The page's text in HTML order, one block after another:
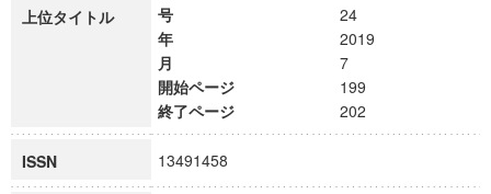
上位タイトル
号
24
年
2019
月
7
開始ページ
199
終了ページ
202
ISSN 13491458